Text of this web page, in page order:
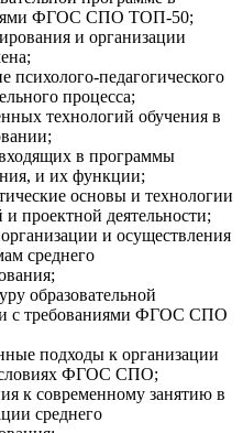
ФГОС СПО ТОП-50;
и организации
психолого-педагогического
процесса;
технологий обучения в
в программы
и их функции;
основы и технологии
и проектной деятельности;
и осуществления
среднего
образовательной
с требованиями ФГОС СПО
подходы к организации
ФГОС СПО;
к современному занятию в
среднего